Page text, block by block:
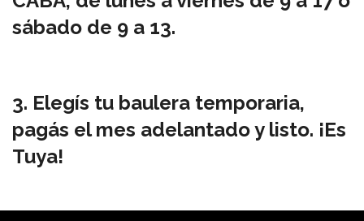
sábado de 9 a 13.
3. Elegís tu baulera temporaria,
pagás el mes adelantado y listo. ¡Es
Tuya!